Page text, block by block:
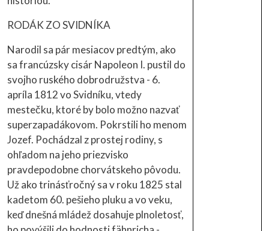
RODÁK ZO SVIDNÍKA
Narodil sa pár mesiacov predtým, ako
sa francúzsky cisár Napoleon I. pustil do
svojho ruského dobrodružstva - 6.
apríla 1812 vo Svidníku, vtedy
mestečku, ktoré by bolo možno nazvať
superzapadákovom. Pokrstili ho menom
Jozef. Pochádzal z prostej rodiny, s
ohľadom na jeho priezvisko
pravdepodobne chorvátskeho pôvodu.
Už ako trinásťročný sa v roku 1825 stal
kadetom 60. pešieho pluku a vo veku,
keď dnešná mládež dosahuje plnoletosť,